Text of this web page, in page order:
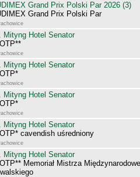
Grand Prix Polski Par 2026 (3)
Grand Prix Polski Par
Mityng Hotel Senator
Mityng Hotel Senator
Mityng Hotel Senator
Mityng Hotel Senator
cavendish uśredniony
Mityng Hotel Senator
Memoriał Mistrza